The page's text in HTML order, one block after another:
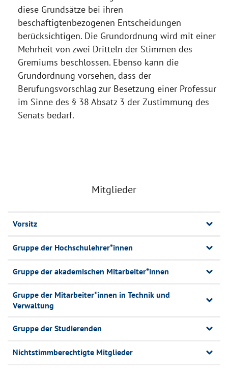
diese Grundsätze bei ihren
beschäftigtenbezogenen Entscheidungen
berücksichtigen. Die Grundordnung wird mit einer
Mehrheit von zwei Dritteln der Stimmen des
Gremiums beschlossen. Ebenso kann die
Grundordnung vorsehen, dass der
Berufungsvorschlag zur Besetzung einer Professur
im Sinne des § 38 Absatz 3 der Zustimmung des
Senats bedarf.
Mitglieder
Vorsitz
Gruppe der Hochschulehrer*innen
Gruppe der akademischen Mitarbeiter*innen
Gruppe der Mitarbeiter*innen in Technik und
Verwaltung
Gruppe der Studierenden
Nichtstimmberechtigte Mitglieder